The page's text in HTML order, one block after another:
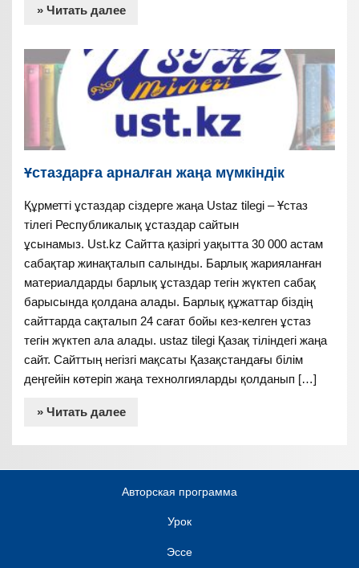
» Читать далее
Ұстаздарға арналған жаңа мүмкіндік
Құрметті ұстаздар сіздерге жаңа Ustaz tilegi – Ұстаз
тілегі Республикалық ұстаздар сайтын
ұсынамыз. Ust.kz Сайтта қазіргі уақытта 30 000 астам
сабақтар жинақталып салынды. Барлық жарияланған
материалдарды барлық ұстаздар тегін жүктеп сабақ
барысында қолдана алады. Барлық құжаттар біздің
сайттарда сақталып 24 сағат бойы кез-келген ұстаз
тегін жүктеп ала алады. ustaz tilegi Қазақ тіліндегі жаңа
сайт. Сайттың негізгі мақсаты Қазақстандағы білім
деңгейін көтеріп жаңа технолгияларды қолданып […]
» Читать далее
Авторская программа
Урок
Эссе